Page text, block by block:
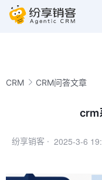
CRM CRM问答文章
crm
纷享销客 · 2025-3-6